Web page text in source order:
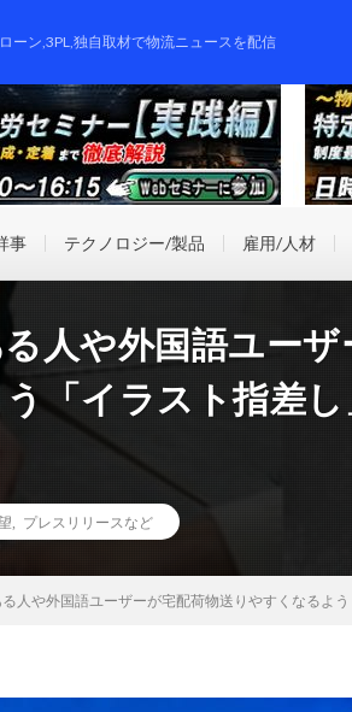
ーン,3PL,独自取材で物流ニュースを配信
事 テクノロジー/製品 雇用/人材
人や外国語ユーザ
「イラスト指差し
プレスリリースなど
人や外国語ユーザーが宅配荷物送りやすくなるよ